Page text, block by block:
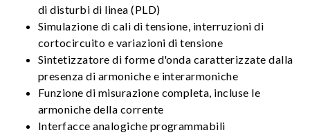
di disturbi di linea (PLD)
Simulazione di cali di tensione, interruzioni di
cortocircuito e variazioni di tensione
Sintetizzatore di forme d'onda caratterizzate dalla
presenza di armoniche e interarmoniche
Funzione di misurazione completa, incluse le
armoniche della corrente
Interfacce analogiche programmabili